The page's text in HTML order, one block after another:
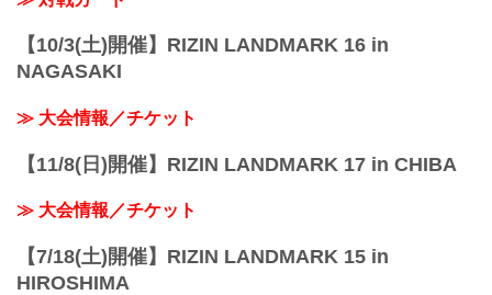
【10/3(土)開催】RIZIN LANDMARK 16 in
NAGASAKI
≫ 大会情報／チケット
【11/8(日)開催】RIZIN LANDMARK 17 in CHIBA
≫ 大会情報／チケット
【7/18(土)開催】RIZIN LANDMARK 15 in
HIROSHIMA